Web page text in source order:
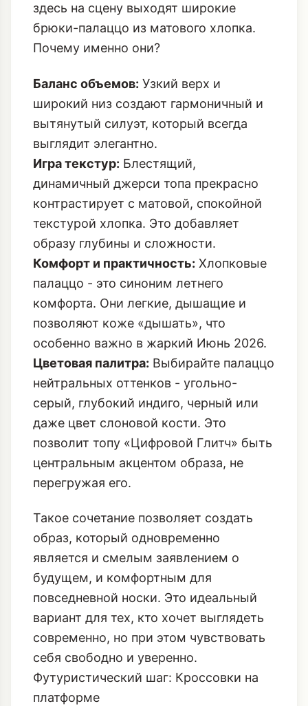
здесь на сцену выходят широкие
брюки-палаццо из матового хлопка.
Почему именно они?
Баланс объемов: Узкий верх и
широкий низ создают гармоничный и
вытянутый силуэт, который всегда
выглядит элегантно.
Игра текстур: Блестящий,
динамичный джерси топа прекрасно
контрастирует с матовой, спокойной
текстурой хлопка. Это добавляет
образу глубины и сложности.
Комфорт и практичность: Хлопковые
палаццо - это синоним летнего
комфорта. Они легкие, дышащие и
позволяют коже «дышать», что
особенно важно в жаркий Июнь 2026.
Цветовая палитра: Выбирайте палаццо
нейтральных оттенков - угольно-
серый, глубокий индиго, черный или
даже цвет слоновой кости. Это
позволит топу «Цифровой Глитч» быть
центральным акцентом образа, не
перегружая его.
Такое сочетание позволяет создать
образ, который одновременно
является и смелым заявлением о
будущем, и комфортным для
повседневной носки. Это идеальный
вариант для тех, кто хочет выглядеть
современно, но при этом чувствовать
себя свободно и уверенно.
Футуристический шаг: Кроссовки на
платформе